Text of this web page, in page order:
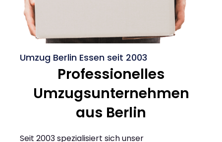
Umzug Berlin Essen seit 2003
Professionelles
Umzugsunternehmen
aus Berlin
Seit 2003 spezialisiert sich unser